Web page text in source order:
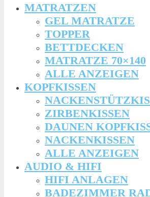
MATRATZEN
GEL MATRATZE
TOPPER
BETTDECKEN
MATRATZE 70×140
ALLE ANZEIGEN
KOPFKISSEN
ZIRBENKISSEN
DAUNEN
NACKENKISSEN
ALLE ANZEIGEN
AUDIO & HIFI
HIFI ANLAGEN
BADEZIMMER